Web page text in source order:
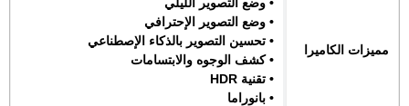
مميزات الكاميرا
• وضع التصوير الإحترافي
• تحسين التصوير بالذكاء الإصطناعي
• كشف الوجوه والابتسامات
• تقنية HDR
• بانوراما